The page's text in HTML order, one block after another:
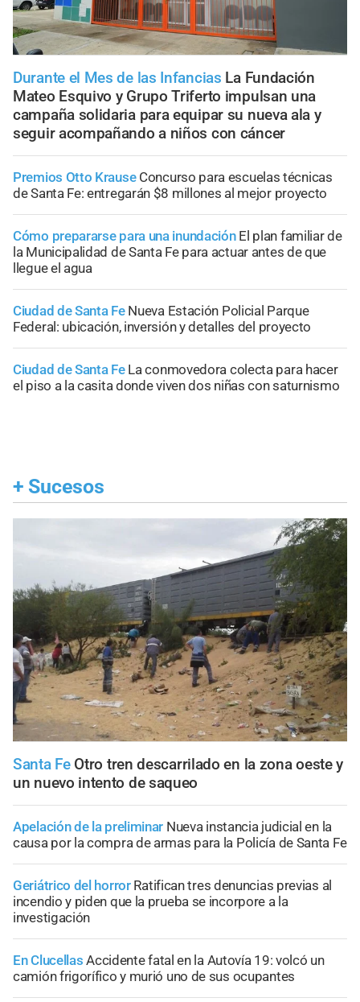
Durante el Mes de las Infancias La Fundación
Mateo Esquivo y Grupo Triferto impulsan una
campaña solidaria para equipar su nueva ala y
seguir acompañando a niños con cáncer
Premios Otto Krause Concurso para escuelas técnicas
de Santa Fe: entregarán $8 millones al mejor proyecto
Cómo prepararse para una inundación El plan familiar de
la Municipalidad de Santa Fe para actuar antes de que
llegue el agua
Ciudad de Santa Fe Nueva Estación Policial Parque
Federal: ubicación, inversión y detalles del proyecto
Ciudad de Santa Fe La conmovedora colecta para hacer
el piso a la casita donde viven dos niñas con saturnismo
+ Sucesos
Santa Fe Otro tren descarrilado en la zona oeste y
un nuevo intento de saqueo
Apelación de la preliminar Nueva instancia judicial en la
causa por la compra de armas para la Policía de Santa Fe
Geriátrico del horror Ratifican tres denuncias previas al
incendio y piden que la prueba se incorpore a la
investigación
En Clucellas Accidente fatal en la Autovía 19: volcó un
camión frigorífico y murió uno de sus ocupantes